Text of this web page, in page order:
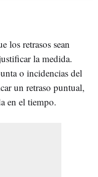
los retrasos sean
la medida.
o incidencias del
un retraso puntual,
en el tiempo.